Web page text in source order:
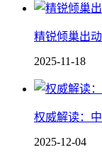
精锐倾巢出
2025-11-18
权威解读：
2025-12-04